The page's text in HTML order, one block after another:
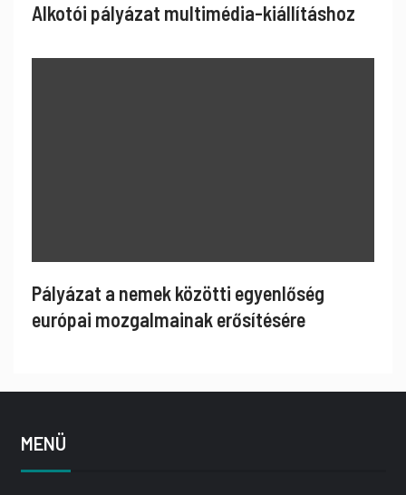
Alkotói pályázat multimédia-kiállításhoz
Pályázat a nemek közötti egyenlőség
európai mozgalmainak erősítésére
MENÜ